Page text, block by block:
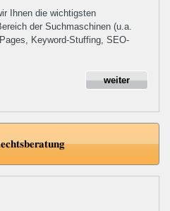
Ihnen die wichtigsten
der Suchmaschinen (u.a.
Keyword-Stuffing, SEO-
weiter